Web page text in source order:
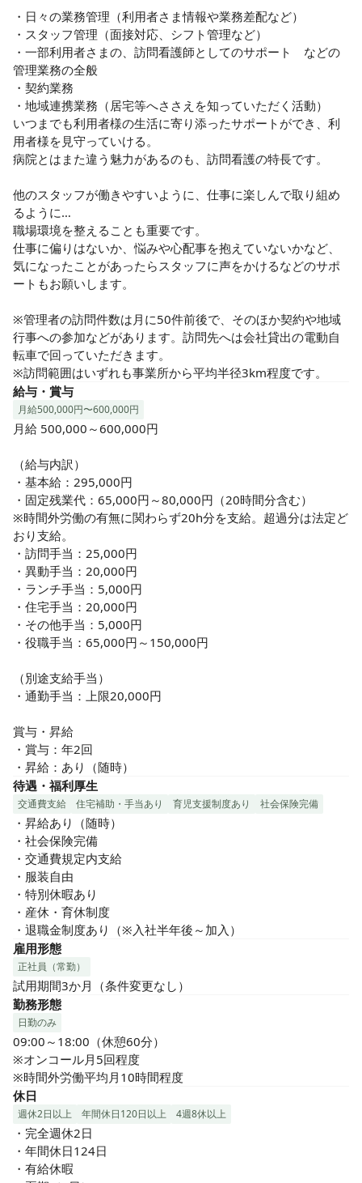
・女性活躍推進企業 の「えるぼし」認定を取得しており、女
性が働きやすい環境作りに取り組んでいます。
・日々の業務管理（利用者さま情報や業務差配など）
・スタッフ管理（面接対応、シフト管理など）
・一部利用者さまの、訪問看護師としてのサポート　などの
管理業務の全般
・契約業務
・地域連携業務（居宅等へささえを知っていただく活動）
いつまでも利用者様の生活に寄り添ったサポートができ、利
用者様を見守っていける。
病院とはまた違う魅力があるのも、訪問看護の特長です。
他のスタッフが働きやすいように、仕事に楽しんで取り組め
るように…
職場環境を整えることも重要です。
仕事に偏りはないか、悩みや心配事を抱えていないかなど、
気になったことがあったらスタッフに声をかけるなどのサポ
ートもお願いします。
※管理者の訪問件数は月に50件前後で、そのほか契約や地域
行事への参加などがあります。訪問先へは会社貸出の電動自
転車で回っていただきます。
※訪問範囲はいずれも事業所から平均半径3km程度です。
給与・賞与
月給500,000円〜600,000円
月給 500,000～600,000円
（給与内訳）
・基本給：295,000円
・固定残業代：65,000円～80,000円（20時間分含む）
※時間外労働の有無に関わらず20h分を支給。超過分は法定ど
おり支給。
・訪問手当：25,000円
・異動手当：20,000円
・ランチ手当：5,000円
・住宅手当：20,000円
・その他手当：5,000円
・役職手当：65,000円～150,000円
（別途支給手当）
・通勤手当：上限20,000円
賞与・昇給
・賞与：年2回
・昇給：あり（随時）
待遇・福利厚生
交通費支給 住宅補助・手当あり 育児支援制度あり 社会保険完備
・昇給あり（随時）
・社会保険完備
・交通費規定内支給
・服装自由
・特別休暇あり
・産休・育休制度
・退職金制度あり（※入社半年後～加入）
雇用形態
正社員（常勤）
試用期間3か月（条件変更なし）
勤務形態
日勤のみ
09:00～18:00（休憩60分）
※オンコール月5回程度
※時間外労働平均月10時間程度
休日
週休2日以上 年間休日120日以上 4週8休以上
・完全週休2日
・年間休日124日
・有給休暇